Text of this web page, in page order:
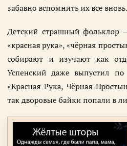
забавно вспомнить их все вновь.
Детский страшный фольклор
«красная рука», «чёрная
собирают и изучают как
Успенский даже выпустил
«Красная Рука, Чёрная
так дворовые байки попали в